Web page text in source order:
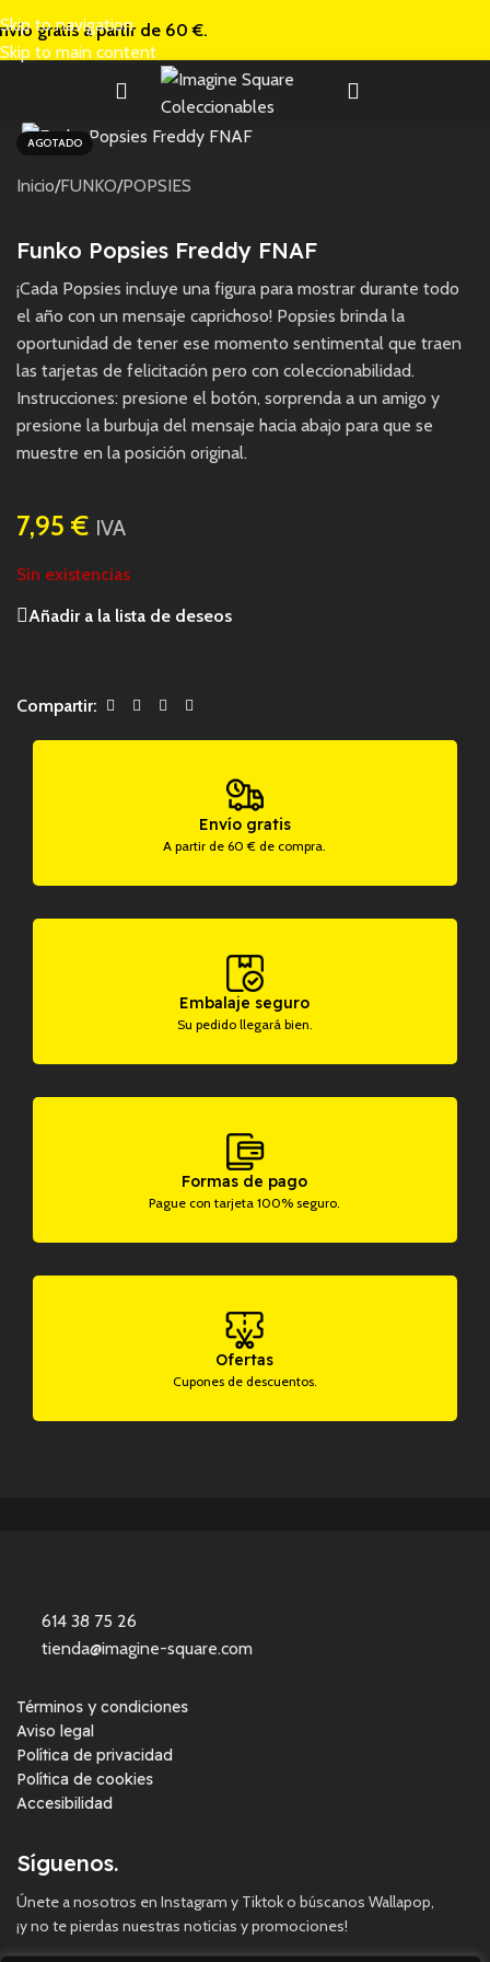
Skip to navigation
Skip to main content
gratis apartir de 60 €.
AGOTADO
Inicio/FUNKO/POPSIES
Funko Popsies Freddy FNAF
¡Cada Popsies incluye una figura para mostrar durante todo
el año con un mensaje caprichoso! Popsies brinda la
oportunidad de tener ese momento sentimental que traen
las tarjetas de felicitación pero con coleccionabilidad.
Instrucciones: presione el botón, sorprenda a un amigo y
presione la burbuja del mensaje hacia abajo para que se
muestre en la posición original.
7,95 € IVA
Sin existencias
Añadir a la lista de deseos
Compartir:
Envío gratis
A partir de 60 € de compra.
Embalaje seguro
Su pedido llegará bien.
Formas de pago
Pague con tarjeta 100% seguro.
Ofertas
Cupones de descuentos.
614 38 75 26
tienda@imagine-square.com
Términos y condiciones
Aviso legal
Política de privacidad
Política de cookies
Accesibilidad
Síguenos.
Únete a nosotros en Instagram y Tiktok o búscanos Wallapop,
¡y no te pierdas nuestras noticias y promociones!